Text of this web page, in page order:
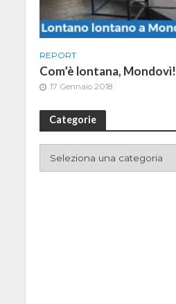
REPORT
Com’è lontana, Mondovì!
17 Gennaio 2018
Categorie